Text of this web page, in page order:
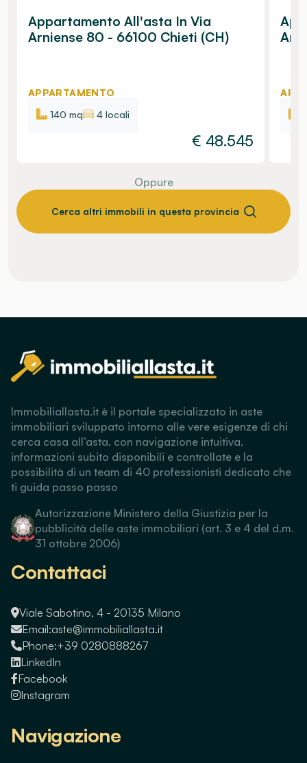
Appartamento All'asta In Via
Arniense 80 - 66100 Chieti (CH)
APPARTAMENTO
140 mq
4 locali
€ 48.545
Oppure
Cerca altri immobili in questa provincia
Immobiliallasta.it è il portale specializzato in aste
immobiliari sviluppato intorno alle vere esigenze di chi
cerca casa all’asta, con navigazione intuitiva,
informazioni subito disponibili e controllate e la
possibilità di un team di 40 professionisti dedicato che
ti guida passo passo
Autorizzazione Ministero della Giustizia per la
pubblicità delle aste immobiliari (art. 3 e 4 del d.m.
31 ottobre 2006)
Contattaci
Viale Sabotino, 4 - 20135 Milano
Email:aste@immobiliallasta.it
Phone:+39 0280888267
LinkedIn
Facebook
Instagram
Navigazione